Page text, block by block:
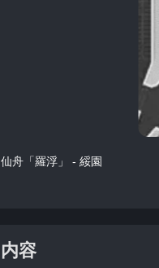
仙舟「羅浮」 - 綏園
内容